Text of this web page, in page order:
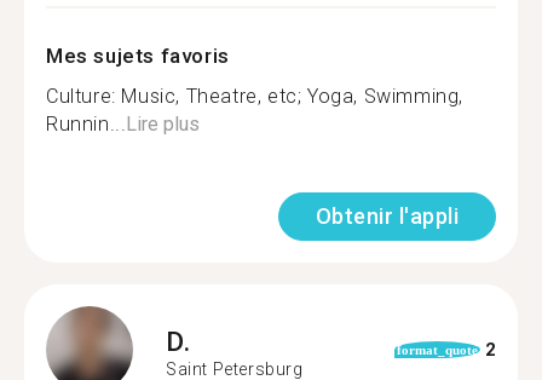
Mes sujets favoris
Culture: Music, Theatre, etc; Yoga, Swimming,
Runnin...Lire plus
Obtenir l'appli
D.
Saint Petersburg
format_quote 2